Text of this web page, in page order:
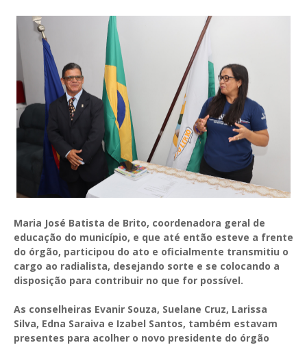
Maria José Batista de Brito, coordenadora geral de
educação do município, e que até então esteve a frente
do órgão, participou do ato e oficialmente transmitiu o
cargo ao radialista, desejando sorte e se colocando a
disposição para contribuir no que for possível.
As conselheiras Evanir Souza, Suelane Cruz, Larissa
Silva, Edna Saraiva e Izabel Santos, também estavam
presentes para acolher o novo presidente do órgão